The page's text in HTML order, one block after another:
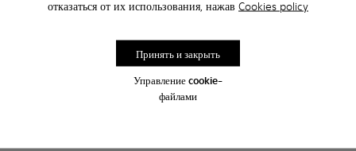
отказаться от их использования, нажав Cookies policy
Управление cookie-
файлами
Принять и закрыть
Доступна оплата наложенным платежом DHL.